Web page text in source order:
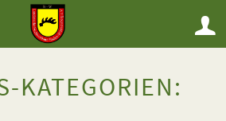
KATEGORIEN: